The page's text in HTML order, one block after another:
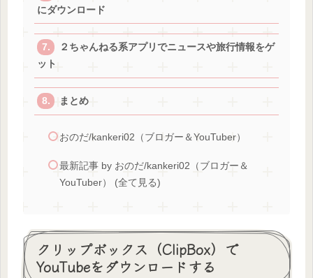
にダウンロード
２ちゃんねる系アプリでニュースや旅行情報をゲ
ット
まとめ
おのだ/kankeri02（ブロガー＆YouTuber）
最新記事 by おのだ/kankeri02（ブロガー＆
YouTuber） (全て見る)
クリップボックス（ClipBox）で
YouTubeをダウンロードする